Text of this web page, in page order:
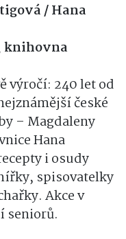
/ Hana
knihovna
výročí: 240 let od
české
– Magdaleny
Hana
i osudy
spisovatelky
Akce v
seniorů.